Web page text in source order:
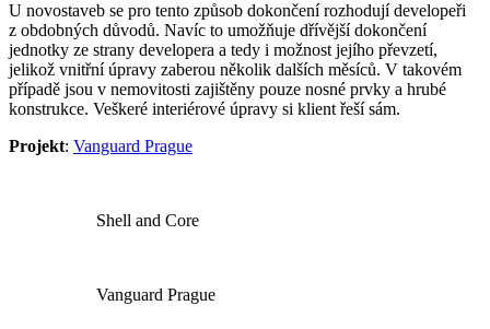
U novostaveb se pro tento způsob dokončení rozhodují developeři
z obdobných důvodů. Navíc to umožňuje dřívější dokončení
jednotky ze strany developera a tedy i možnost jejího převzetí,
jelikož vnitřní úpravy zaberou několik dalších měsíců. V takovém
případě jsou v nemovitosti zajištěny pouze nosné prvky a hrubé
konstrukce. Veškeré interiérové úpravy si klient řeší sám.
Projekt: Vanguard Prague
Shell and Core
Vanguard Prague